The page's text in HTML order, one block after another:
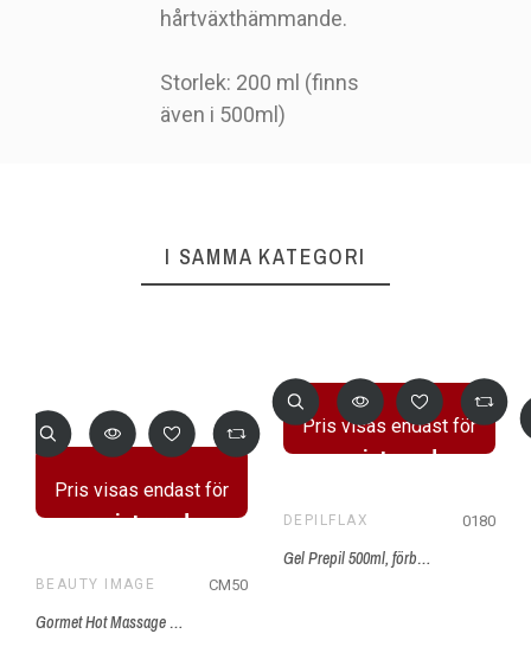
hårtväxthämmande.
Storlek: 200 ml (finns
även i 500ml)
I SAMMA KATEGORI
Pris visas endast för
registrerade
BEAUTY IMAGE CM50
Gormet Hot Massage Oil - Champagne Fraises
Pris visas endast för
registrerade
DEPILFLAX 0180
Gel Prepil 500ml, förbehandling